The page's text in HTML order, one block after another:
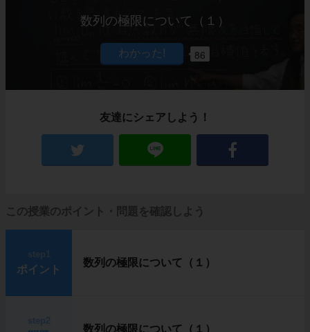
数列の極限について（１）
86
友達にシェアしよう！
この授業のポイント・問題を確認しよう
ポイント
数列の極限について（１）
数列の極限について（１）